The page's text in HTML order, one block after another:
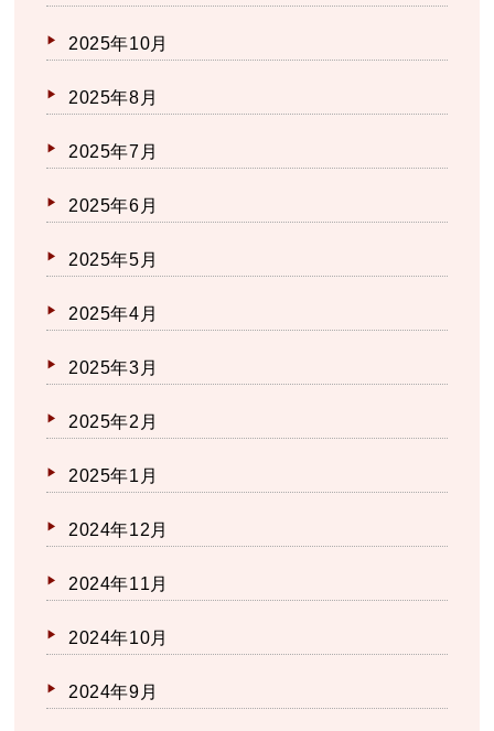
2025年10月
2025年8月
2025年7月
2025年6月
2025年5月
2025年4月
2025年3月
2025年2月
2025年1月
2024年12月
2024年11月
2024年10月
2024年9月